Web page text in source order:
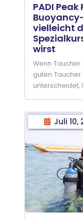
PADI
vielleicht
wirst
Wenn
guten
unterscheidet,
genießt, die
in Dahab
Roten Meer
die
deiner
Juli 10,